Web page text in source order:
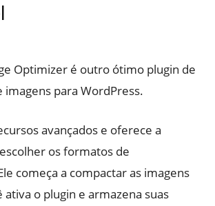
Optimizer é outro ótimo plugin de
imagens para WordPress.
avançados e oferece a
os formatos de
começa a compactar as imagens
ativa o plugin e armazena suas